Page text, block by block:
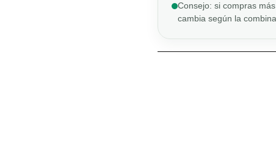
Consejo: si compras
cambia según la